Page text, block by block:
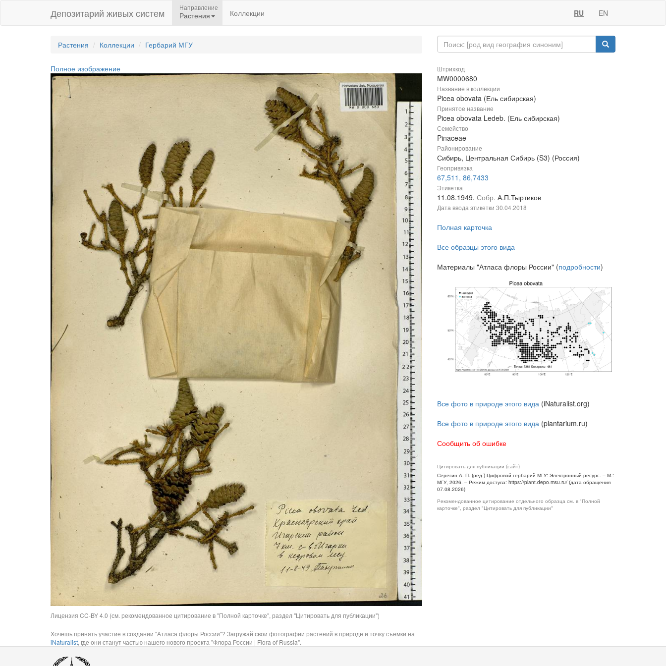
Депозитарий живых систем Направление
Растения Коллекции RU EN
Растения Коллекции Гербарий МГУ
Полное изображение
Лицензия CC-BY 4.0 (см. рекомендованное цитирование в "Полной карточке", раздел "Цитировать для публикации")
Хочешь принять участие в создании "Атласа флоры России"? Загружай свои фотографии растений в природе и точку съемки на
iNaturalist, где они станут частью нашего нового проекта "Флора России | Flora of Russia".
Штрихкод
MW0000680
Название в коллекции
Picea obovata (Ель сибирская)
Принятое название
Picea obovata Ledeb. (Ель сибирская)
Семейство
Pinaceae
Районирование
Сибирь, Центральная Сибирь (S3) (Россия)
Геопривязка
67,511, 86,7433
Этикетка
11.08.1949. Собр. А.П.Тыртиков
Дата ввода этикетки 30.04.2018
Полная карточка
Все образцы этого вида
Материалы "Атласа флоры России" (подробности)
Все фото в природе этого вида (iNaturalist.org)
Все фото в природе этого вида (plantarium.ru)
Сообщить об ошибке
Цитировать для публикации (сайт)
Серегин А. П. (ред.) Цифровой гербарий МГУ: Электронный ресурс. – М.:
МГУ, 2026. – Режим доступа: https://plant.depo.msu.ru/ (дата обращения
07.08.2026)
Рекомендованное цитирование отдельного образца см. в "Полной
карточке", раздел "Цитировать для публикации"